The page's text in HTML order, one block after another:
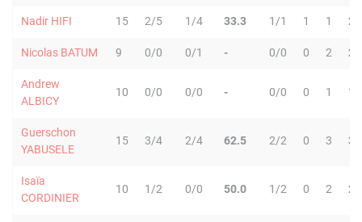
Nadir HIFI 15 2/5 1/4 33.3 1/1 1 1 2
Nicolas BATUM 9 0/0 0/1 - 0/0 0 2 2
Andrew
ALBICY
10 0/0 0/0 - 0/0 0 1 1
Guerschon
YABUSELE
15 3/4 2/4 62.5 2/2 0 3 3
Isaïa
CORDINIER
10 1/2 0/0 50.0 1/2 0 2 2